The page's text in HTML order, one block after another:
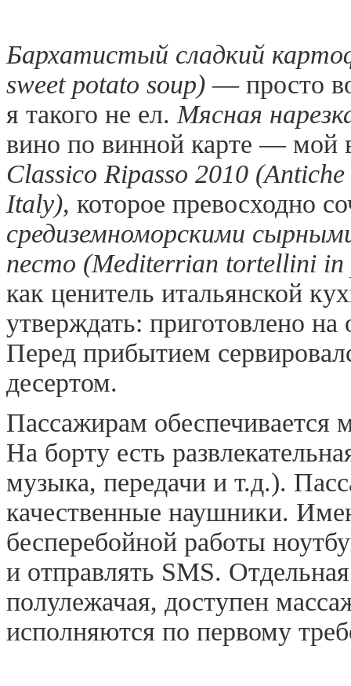
Бархатистый сладкий
sweet potato soup) — просто
я такого не ел. Мясная
вино по винной карте — мой
Classico Ripasso 2010 (Antiche
Italy), которое превосходно
средиземноморскими
песто (Mediterrian tortellini in
как ценитель итальянской
утверждать: приготовлено
Перед прибытием
десертом.
Пассажирам обеспечивается
На борту есть
музыка, передачи и т.д.).
качественные наушники.
бесперебойной работы
и отправлять SMS.
полулежачая, доступен
исполняются по первому